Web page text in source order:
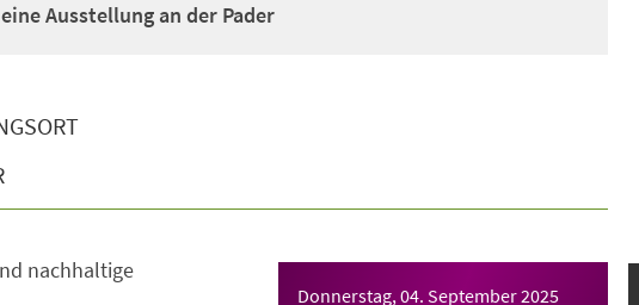
Ausstellung an der Pader
Donnerstag, 04. September 2025
nachhaltige